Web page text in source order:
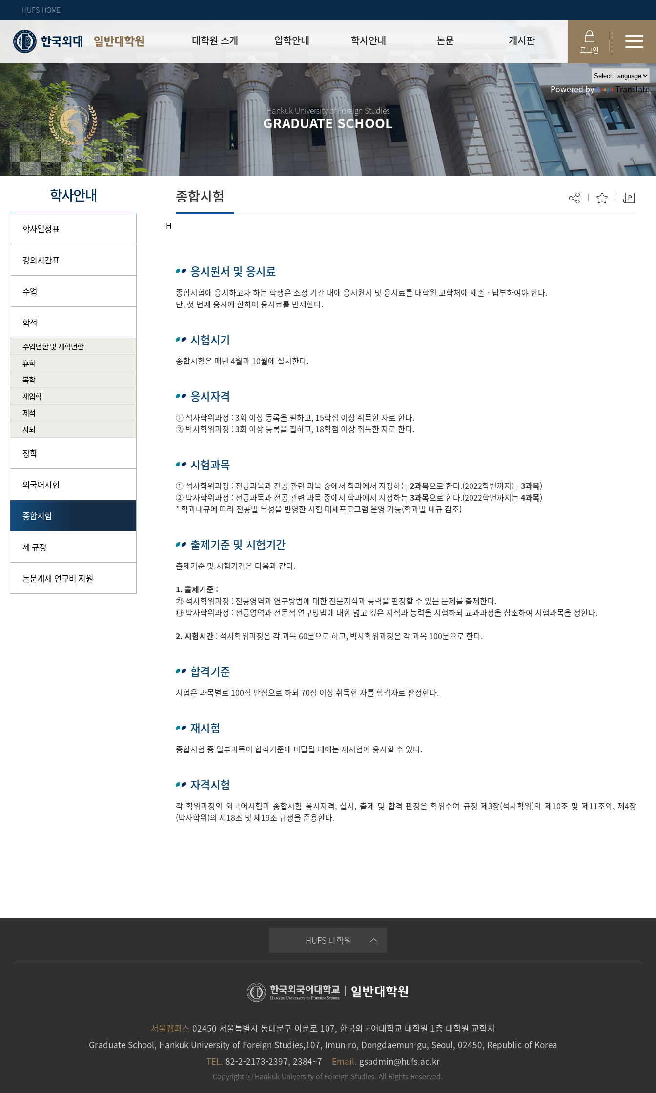
HUFS HOME
일반대학원 대학원 소개
원장인사
연혁
주임교수 연락처
자체 평가
입학안내
모집일정
모집요강
입시 공지사항
학부-대학원 연계과정
석·박사 통합 학위과정
박사후 연구과정
학사안내
학사일정표
강의시간표
수업
학적
장학
외국어시험
종합시험
제 규정
논문
학위논문제출 절차/자격
논문작성법 및 템플릿
양식함
논문지도_
학위논문제안심사
연구윤리교육 이수 안내
연구윤리위원회 규정
연구윤리 지침서
게시판
공지사항
자료실
FAQ
취업·모집 관련 공지
특강·프로그램 관련 공지
대학원생권리장전
대학원 총학생회
외국인 유학생 비자(VISA)
로그인
Hankuk University of Foreign Studies
GRADUATE SCHOOL
Powered by Translate
학사안내
학사일정표
강의시간표
수업
학적
수업년한 및 재학년한
휴학
복학
재입학
제적
자퇴
장학
외국어시험
종합시험
제 규정
논문게재 연구비 지원
H
종합시험
응시원서 및 응시료
종합시험에 응시하고자 하는 학생은 소정 기간 내에 응시원서 및 응시료를 대학원 교학처에 제출ㆍ납부하여야 한다.
단, 첫 번째 응시에 한하여 응시료를 면제한다.
시험시기
종합시험은 매년 4월과 10월에 실시한다.
응시자격
① 석사학위과정 : 3회 이상 등록을 필하고, 15학점 이상 취득한 자로 한다.
② 박사학위과정 : 3회 이상 등록을 필하고, 18학점 이상 취득한 자로 한다.
시험과목
① 석사학위과정 : 전공과목과 전공 관련 과목 중에서 학과에서 지정하는 2과목으로 한다.(2022학번까지는 3과목)
② 박사학위과정 : 전공과목과 전공 관련 과목 중에서 학과에서 지정하는 3과목으로 한다.(2022학번까지는 4과목)
* 학과내규에 따라 전공별 특성을 반영한 시험 대체프로그램 운영 가능(학과별 내규 참조)
출제기준 및 시험기간
출제기준 및 시험기간은 다음과 같다.
1. 출제기준 :
㉮ 석사학위과정 : 전공영역과 연구방법에 대한 전문지식과 능력을 판정할 수 있는 문제를 출제한다.
㉯ 박사학위과정 : 전공영역과 전문적 연구방법에 대한 넓고 깊은 지식과 능력을 시험하되 교과과정을 참조하여 시험과목을 정한다.
2. 시험시간: 석사학위과정은 각 과목 60분으로 하고, 박사학위과정은 각 과목 100분으로 한다.
합격기준
시험은 과목별로 100점 만점으로 하되 70점 이상 취득한 자를 합격자로 판정한다.
재시험
종합시험 중 일부과목이 합격기준에 미달될 때에는 재시험에 응시할 수 있다.
자격시험
각 학위과정의 외국어시험과 종합시험 응시자격, 실시, 출제 및 합격 판정은 학위수여 규정 제3장(석사학위)의 제10조 및 제11조와, 제4장
(박사학위)의 제18조 및 제19조 규정을 준용한다.
HUFS 대학원
| 일반대학원
서울캠퍼스 02450 서울특별시 동대문구 이문로 107, 한국외국어대학교 대학원 1층 대학원 교학처
Graduate School, Hankuk University of Foreign Studies,107, Imun-ro, Dongdaemun-gu, Seoul, 02450, Republic of Korea
TEL. 82-2-2173-2397, 2384~7 Email. gsadmin@hufs.ac.kr
Copyright ⓒ Hankuk University of Foreign Studies. All Rights Reserved.